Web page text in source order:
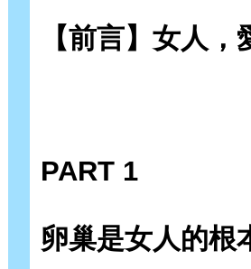
【前言】女人
PART 1
卵巢是女人的根